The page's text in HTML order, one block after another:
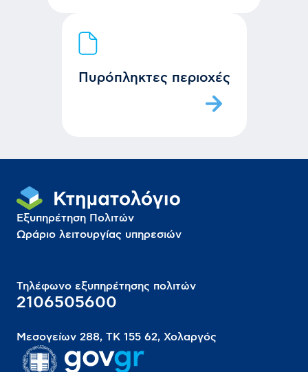
Πυρόπληκτες περιοχές
Εξυπηρέτηση Πολιτών
Ωράριο λειτουργίας υπηρεσιών
Τηλέφωνο εξυπηρέτησης πολιτών
2106505600
Μεσογείων 288, ΤΚ 155 62, Χολαργός